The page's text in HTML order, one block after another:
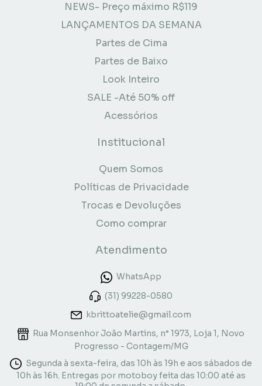
NEWS- Preço máximo R$119
LANÇAMENTOS DA SEMANA
Partes de Cima
Partes de Baixo
Look Inteiro
SALE -Até 50% off
Acessórios
Institucional
Quem Somos
Políticas de Privacidade
Trocas e Devoluções
Como comprar
Atendimento
WhatsApp
(31) 99228-0580
kbrittoatelie@gmail.com
Rua Monsenhor João Martins, n° 1973, Loja 1, Novo
Progresso - Contagem/MG
Segunda à sexta-feira, das 10h às 19h e aos sábados de
10h às 16h. Entregas por motoboy feita das 10:00 até as